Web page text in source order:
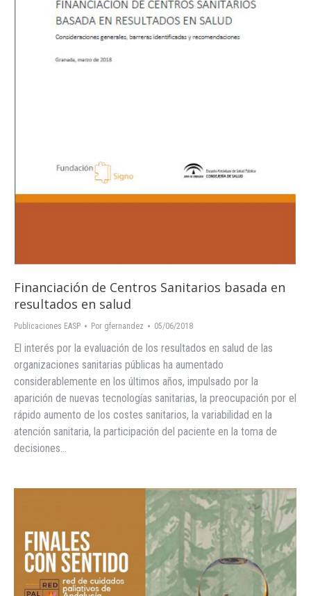
Financiación de Centros Sanitarios basada en
resultados en salud
Publicaciones EASP Por gfernandez 05/06/2018
El interés por la evaluación de los resultados en salud de las
organizaciones sanitarias públicas ha aumentado
considerablemente en los últimos años, impulsado por la
aparición de nuevas tecnologías sanitarias, la preocupación por el
rápido aumento de los costes sanitarios, la variabilidad en la
atención sanitaria, la participación del paciente en la toma de
decisiones…